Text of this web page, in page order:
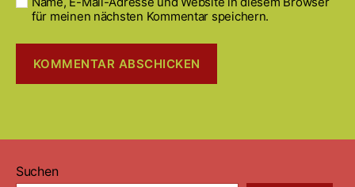
für meinen nächsten Kommentar speichern.
Suchen